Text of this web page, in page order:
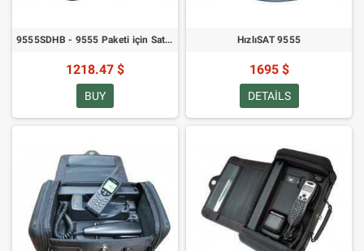
9555SDHB - 9555 Paketi için SatDOCK Yuvası - STOKLAR TÜKENDİĞİNDE
1218.47 $
BUY
HızlıSAT 9555
1695 $
DETAILS